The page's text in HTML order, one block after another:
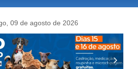
09 de agosto de 2026